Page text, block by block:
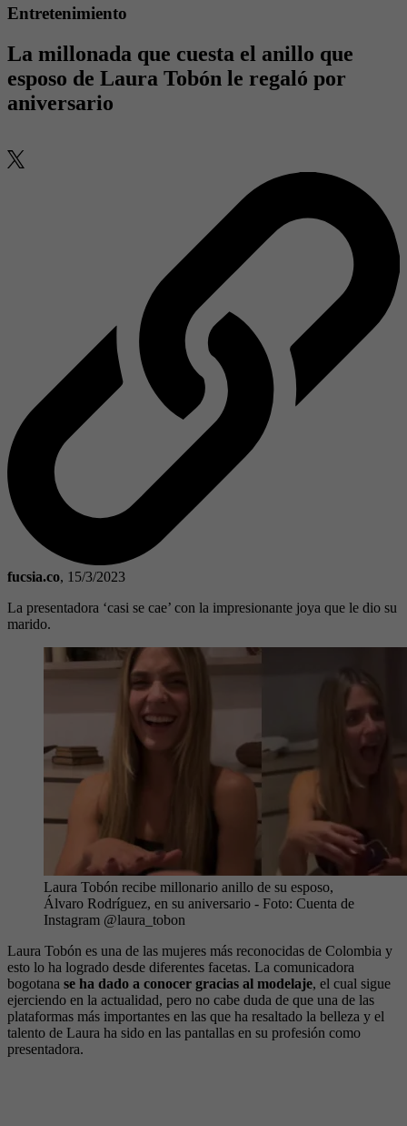
Entretenimiento
La millonada que cuesta el anillo que
esposo de Laura Tobón le regaló por
aniversario
fucsia.co, 15/3/2023
La presentadora ‘casi se cae’ con la impresionante joya que le dio su
marido.
Laura Tobón recibe millonario anillo de su esposo,
Álvaro Rodríguez, en su aniversario - Foto: Cuenta de
Instagram @laura_tobon
Laura Tobón es una de las mujeres más reconocidas de Colombia y
esto lo ha logrado desde diferentes facetas. La comunicadora
bogotana se ha dado a conocer gracias al modelaje, el cual sigue
ejerciendo en la actualidad, pero no cabe duda de que una de las
plataformas más importantes en las que ha resaltado la belleza y el
talento de Laura ha sido en las pantallas en su profesión como
presentadora.